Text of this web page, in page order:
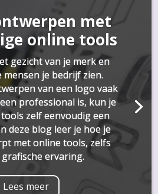
met
online tools
gezicht van je merk en
mensen je bedrijf zien.
van een logo vaak
professional is, kun je
zelf eenvoudig een
deze blog leer je hoe je
met online tools, zelfs
ervaring.
Lees meer